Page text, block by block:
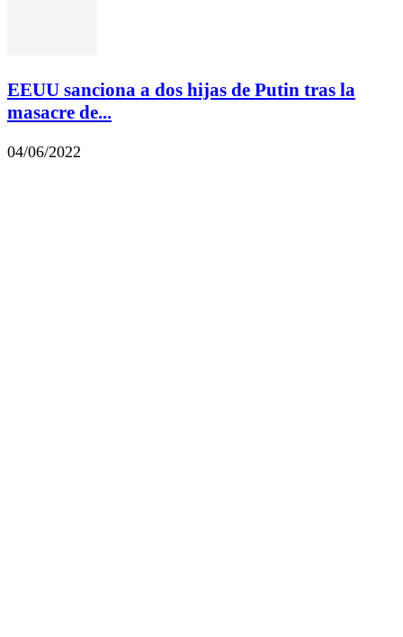
EEUU sanciona a dos hijas de Putin tras la
masacre de...
04/06/2022